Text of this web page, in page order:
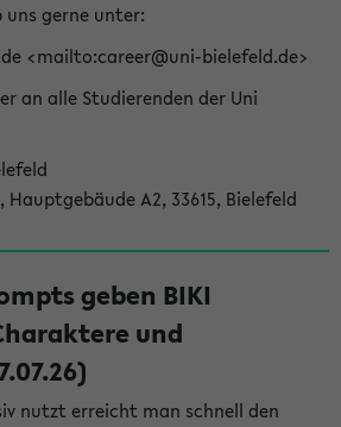
uns gerne unter:
<mailto:career@uni-bielefeld.de>
an alle Studierenden der Uni
A2, 33615, Bielefeld
geben BIKI
und
nutzt erreicht man schnell den